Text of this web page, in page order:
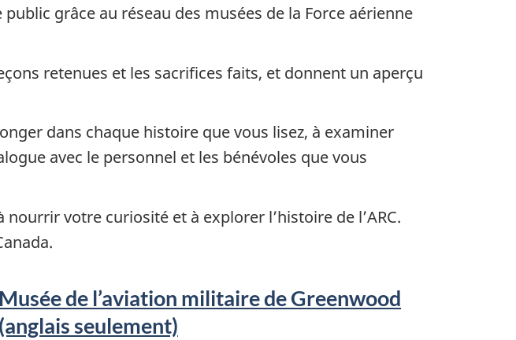
grâce au réseau des musées de la Force aérienne
retenues et les sacrifices faits, et donnent un aperçu
dans chaque histoire que vous lisez, à examiner
avec le personnel et les bénévoles que vous
votre curiosité et à explorer l’histoire de l’ARC.
Musée de l’aviation militaire de Greenwood
(anglais seulement)